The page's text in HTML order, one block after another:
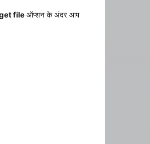
file ऑप्शन के अंदर आप